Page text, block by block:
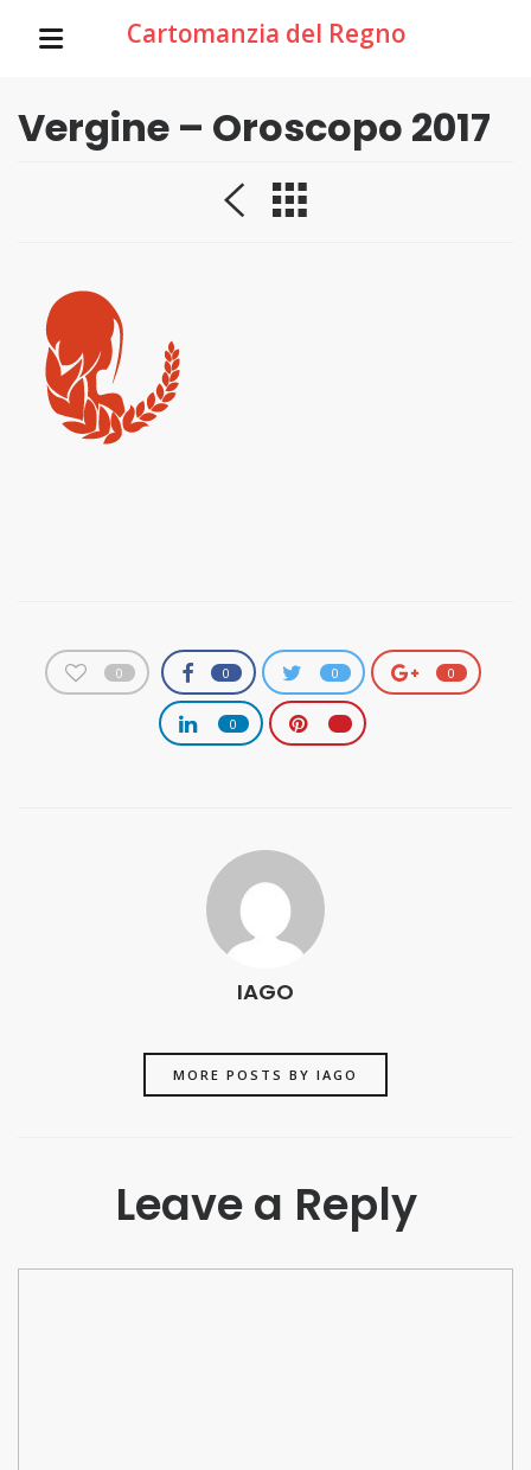
Cartomanzia del Regno
Vergine – Oroscopo 2017
0 0 0 0
0
IAGO
MORE POSTS BY IAGO
Leave a Reply